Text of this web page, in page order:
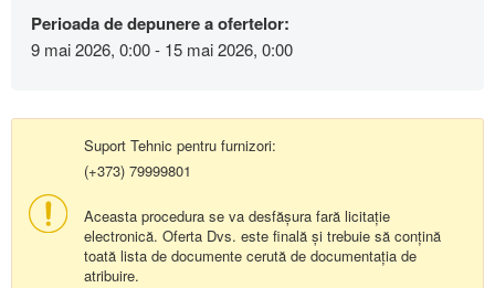
Perioada de depunere a ofertelor:
9 mai 2026, 0:00 - 15 mai 2026, 0:00
Suport Tehnic pentru furnizori:
(+373) 79999801
Aceasta procedura se va desfășura fară licitație
electronică. Oferta Dvs. este finală și trebuie să conțină
toată lista de documente cerută de documentația de
atribuire.